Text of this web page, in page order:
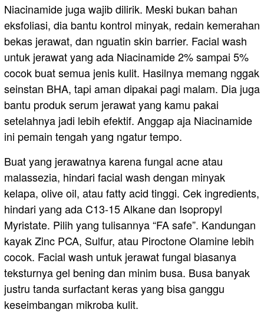
Niacinamide juga wajib dilirik. Meski bukan bahan
eksfoliasi, dia bantu kontrol minyak, redain kemerahan
bekas jerawat, dan nguatin skin barrier. Facial wash
untuk jerawat yang ada Niacinamide 2% sampai 5%
cocok buat semua jenis kulit. Hasilnya memang nggak
seinstan BHA, tapi aman dipakai pagi malam. Dia juga
bantu produk serum jerawat yang kamu pakai
setelahnya jadi lebih efektif. Anggap aja Niacinamide
ini pemain tengah yang ngatur tempo.
Buat yang jerawatnya karena fungal acne atau
malassezia, hindari facial wash dengan minyak
kelapa, olive oil, atau fatty acid tinggi. Cek ingredients,
hindari yang ada C13-15 Alkane dan Isopropyl
Myristate. Pilih yang tulisannya “FA safe”. Kandungan
kayak Zinc PCA, Sulfur, atau Piroctone Olamine lebih
cocok. Facial wash untuk jerawat fungal biasanya
teksturnya gel bening dan minim busa. Busa banyak
justru tanda surfactant keras yang bisa ganggu
keseimbangan mikroba kulit.